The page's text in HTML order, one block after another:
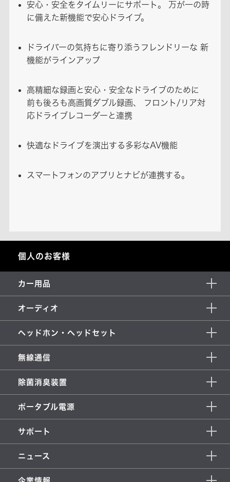
安心・安全をタイムリーにサポート。 万が一の時
に備えた新機能で安心ドライブ。
ドライバーの気持ちに寄り添うフレンドリーな 新
機能がラインアップ
高精細な録画と安心・安全なドライブのために
前も後ろも高画質ダブル録画、 フロント/リア対
応ドライブレコーダーと連携
快適なドライブを演出する多彩なAV機能
スマートフォンのアプリとナビが連携する。
個人のお客様
カー用品
オーディオ
ヘッドホン・ヘッドセット
無線通信
除菌消臭装置
ポータブル電源
サポート
ニュース